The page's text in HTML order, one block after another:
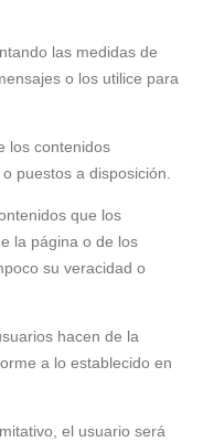
las medidas de
o los utilice para
los contenidos
puestos a disposición.
que los
la página o de los
su veracidad o
hacen de la
a lo establecido en
el usuario será